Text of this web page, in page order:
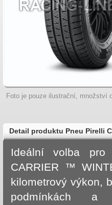
Foto je pouze ilustrační, množství
Detail produktu Pneu Pirelli
118R Zimní
Ideální volba pro
CARRIER ™
kilometrový výkon,
podmínkách a